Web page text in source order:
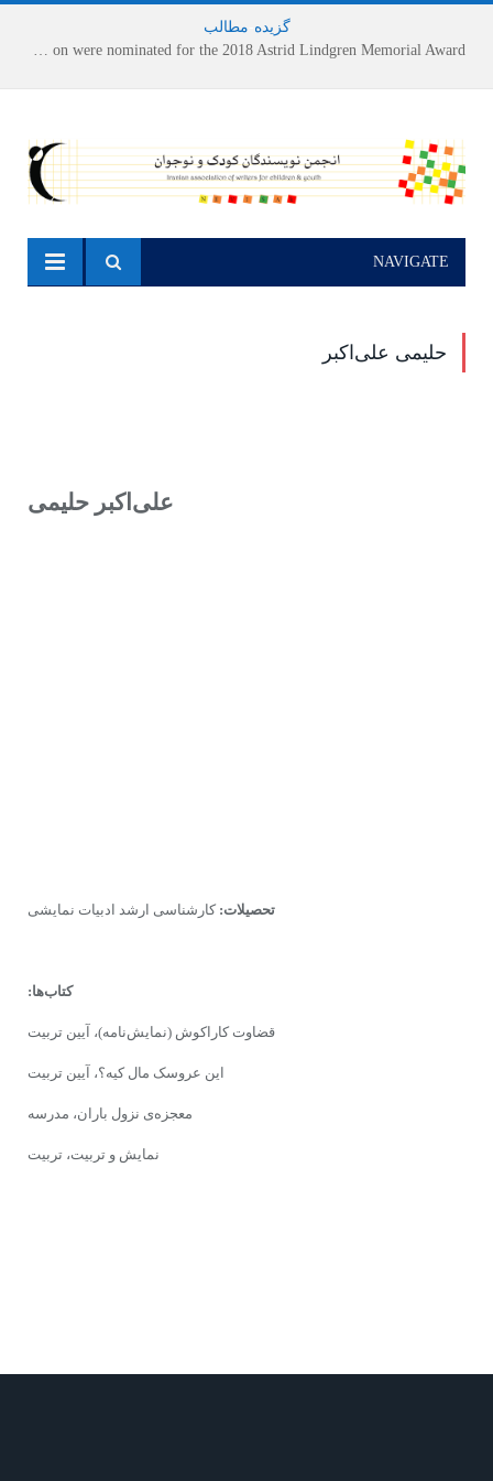
گزیده مطالب
NAVIGATE
حلیمی علی‌اکبر
على‌اکبر حلیمى
تحصیلات: کارشناسى ارشد ادبیات نمایشى
کتاب‌ها:
قضاوت کاراکوش (نمایش‌نامه)، آیین‌ تربیت
این عروسک مال کیه؟، آیین تربیت
معجزه‌ى‌ نزول باران، مدرسه
نمایش و تربیت، تربیت